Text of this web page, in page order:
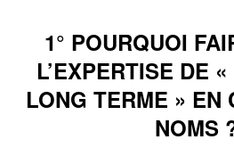
1° POURQUOI
L’EXPERTISE DE
LONG TERME » EN
NOMS